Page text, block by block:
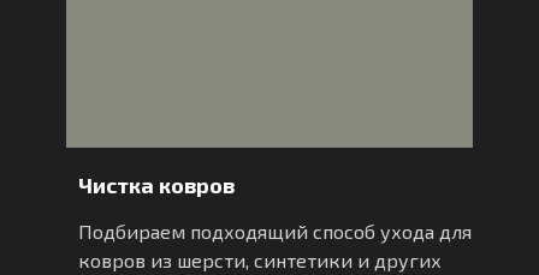
Чистка ковров
Подбираем подходящий способ ухода для
ковров из шерсти, синтетики и других